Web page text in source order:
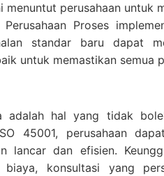
menuntut perusahaan untuk
Perusahaan Proses
standar baru dapat
untuk memastikan semua
adalah hal yang tidak
45001, perusahaan
lancar dan efisien.
konsultasi yang